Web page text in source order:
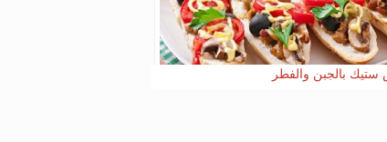
بالجبن والفطر